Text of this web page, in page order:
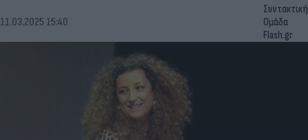
11.03.2025 15:40
Συντακτική
Ομάδα
Flash.gr